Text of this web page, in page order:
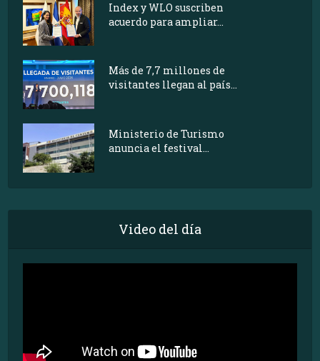
Index y WLO suscriben
acuerdo para ampliar...
Más de 7,7 millones de
visitantes llegan al país...
Ministerio de Turismo
anuncia el festival...
Video del día